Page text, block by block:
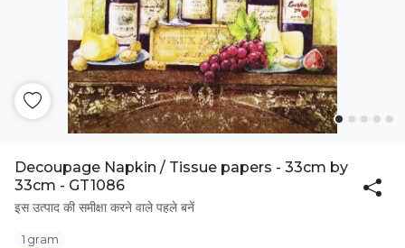
Decoupage Napkin / Tissue papers - 33cm by
33cm - GT1086
इस उत्पाद की समीक्षा करने वाले पहले बनें
1 gram